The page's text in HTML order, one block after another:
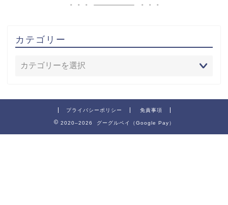
カテゴリー
プライバシーポリシー 免責事項
2020–2026 グーグルペイ（Google Pay）